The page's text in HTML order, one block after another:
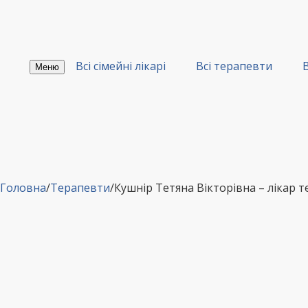
Меню Всі сімейні лікарі Всі терапевти
Головна/Терапевти/Кушнір Тетяна Вікторівна –